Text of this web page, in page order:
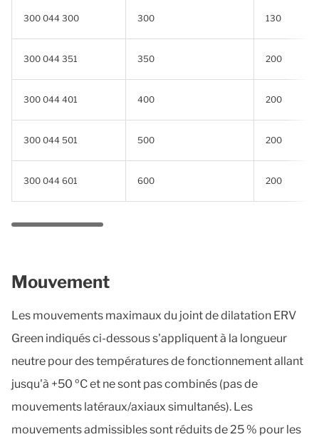
300 044 300 300 130
300 044 351 350 200
300 044 401 400 200
300 044 501 500 200
300 044 601 600 200
Mouvement
Les mouvements maximaux du joint de dilatation ERV
Green indiqués ci-dessous s'appliquent à la longueur
neutre pour des températures de fonctionnement allant
jusqu'à +50 ºC et ne sont pas combinés (pas de
mouvements latéraux/axiaux simultanés). Les
mouvements admissibles sont réduits de 25 % pour les